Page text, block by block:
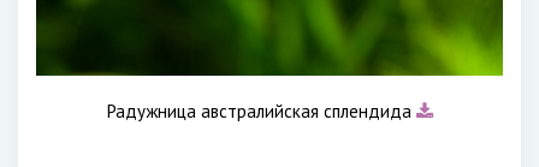
Радужница австралийская сплендида